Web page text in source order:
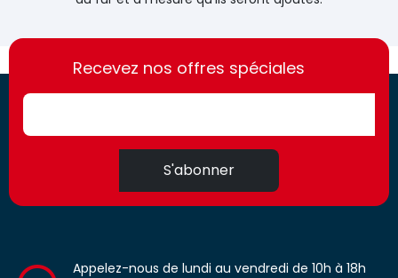
https://france-
access.fr
https://france-
access.fr
Recevez nos offres spéciales
S'abonner
Appelez-nous de lundi au vendredi de 10h à 18h